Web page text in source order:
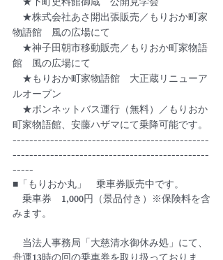
★株式会社あさ開出張販売／もりおか町家
物語館　風の広場にて
★神子田朝市移動販売／もりおか町家物語
館　風の広場にて
★もりおか町家物語館　大正蔵リニューア
ルオープン
★ボンネットバス運行（無料）／もりおか
町家物語館、安藤ハザマにて乗降可能です。
-----------------------------------------------
-----------------------------------------------
-----
■「もりおか丸」　乗車券販売中です。
乗車券　1,000円（景品付き）※保険料を含
みます。
当法人事務局「大慈清水御休み処」にて、